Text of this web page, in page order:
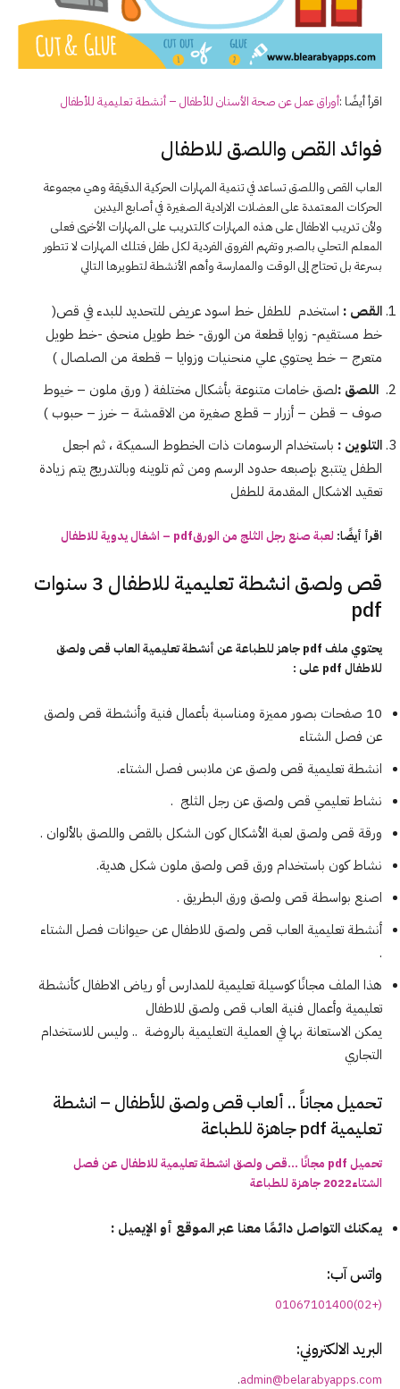
اقرأ أيضًا :أوراق عمل عن صحة الأسنان للأطفال – أنشطة تعليمية للأطفال
فوائد القص واللصق للاطفال
العاب القص واللصق تساعد في تنمية المهارات الحركية الدقيقة وهي مجموعة
الحركات المعتمدة على العضلات الارادية الصغيرة في أصابع اليدين
ولأن تدريب الاطفال على هذه المهارات كالتدريب على المهارات الأخرى فعلى
المعلم التحلي بالصبر وتفهم الفروق الفردية لكل طفل فتلك المهارات لا تتطور
بسرعة بل تحتاج إلى الوقت والممارسة وأهم الأنشطة لتطويرها التالي
القص : استخدم للطفل خط اسود عريض للتحديد للبدء في قص(
خط مستقيم- زوايا قطعة من الورق- خط طويل منحنى -خط طويل
متعرج – خط يحتوي علي منحنيات وزوايا – قطعة من الصلصال )
اللصق :لصق خامات متنوعة بأشكال مختلفة ( ورق ملون – خيوط
صوف – قطن – أزرار – قطع صغيرة من الاقمشة – خرز – حبوب )
التلوين : باستخدام الرسومات ذات الخطوط السميكة ، ثم اجعل
الطفل يتتبع بإصبعه حدود الرسم ومن ثم تلوينه وبالتدريج يتم زيادة
تعقيد الاشكال المقدمة للطفل
اقرأ أيضًا: لعبة صنع رجل الثلج من الورقpdf – اشغال يدوية للاطفال
قص ولصق انشطة تعليمية للاطفال 3 سنوات
pdf
يحتوي ملف pdf جاهز للطباعة عن أنشطة تعليمية العاب قص ولصق
للاطفال pdf على :
10 صفحات بصور مميزة ومناسبة بأعمال فنية وأنشطة قص ولصق
عن فصل الشتاء
انشطة تعليمية قص ولصق عن ملابس فصل الشتاء.
نشاط تعليمي قص ولصق عن رجل الثلج .
ورقة قص ولصق لعبة الأشكال كون الشكل بالقص واللصق بالألوان .
نشاط كون باستخدام ورق قص ولصق ملون شكل هدية.
اصنع بواسطة قص ولصق ورق البطريق .
أنشطة تعليمية العاب قص ولصق للاطفال عن حيوانات فصل الشتاء
.
هذا الملف مجانًا كوسيلة تعليمية للمدارس أو رياض الاطفال كأنشطة
تعليمية وأعمال فنية العاب قص ولصق للاطفال
يمكن الاستعانة بها في العملية التعليمية بالروضة .. وليس للاستخدام
التجاري
تحميل مجاناً .. ألعاب قص ولصق للأطفال – انشطة
تعليمية pdf جاهزة للطباعة
تحميل pdf مجانًا …قص ولصق انشطة تعليمية للاطفال عن فصل
الشتاء2022 جاهزة للطباعة
يمكنك التواصل دائمًا معنا عبر الموقع أو الإيميل :
واتس آب:
(+02)01067101400
البريد الالكتروني:
admin@belarabyapps.com
.